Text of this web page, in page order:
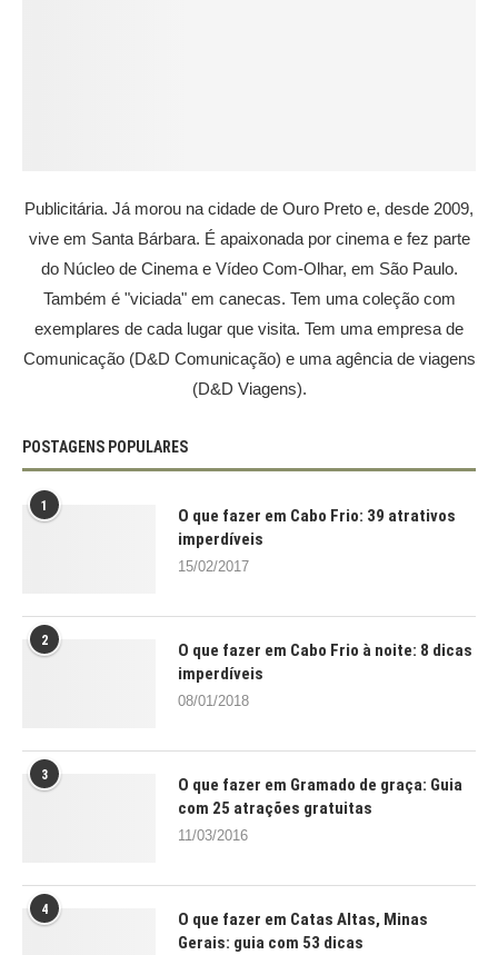
Publicitária. Já morou na cidade de Ouro Preto e, desde 2009,
vive em Santa Bárbara. É apaixonada por cinema e fez parte
do Núcleo de Cinema e Vídeo Com-Olhar, em São Paulo.
Também é "viciada" em canecas. Tem uma coleção com
exemplares de cada lugar que visita. Tem uma empresa de
Comunicação (D&D Comunicação) e uma agência de viagens
(D&D Viagens).
POSTAGENS POPULARES
1
O que fazer em Cabo Frio: 39 atrativos
imperdíveis
15/02/2017
2
O que fazer em Cabo Frio à noite: 8 dicas
imperdíveis
08/01/2018
3
O que fazer em Gramado de graça: Guia
com 25 atrações gratuitas
11/03/2016
4
O que fazer em Catas Altas, Minas
Gerais: guia com 53 dicas